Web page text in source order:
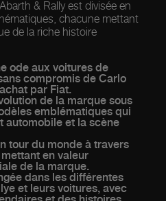
& Rally est divisée en
chacune mettant
de la riche histoire
ode aux voitures de
compromis de Carlo
par Fiat.
de la marque sous
emblématiques qui
automobile et la scène
tour du monde à travers
en valeur
de la marque.
dans les différentes
et leurs voitures, avec